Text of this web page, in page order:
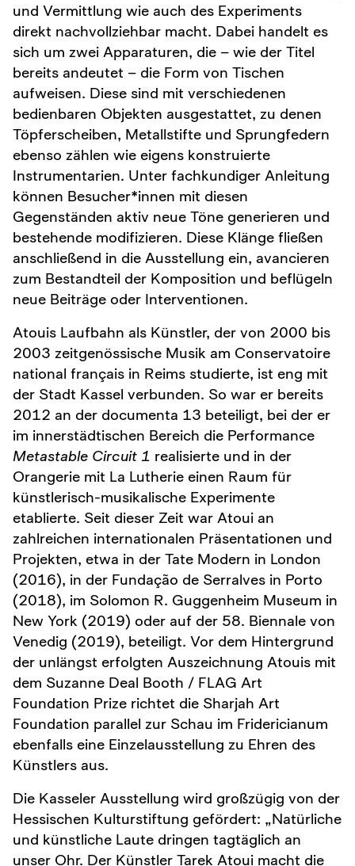
und Vermittlung wie auch des Experiments
direkt nachvollziehbar macht. Dabei handelt es
sich um zwei Apparaturen, die – wie der Titel
bereits andeutet – die Form von Tischen
aufweisen. Diese sind mit verschiedenen
bedienbaren Objekten ausgestattet, zu denen
Töpferscheiben, Metallstifte und Sprungfedern
ebenso zählen wie eigens konstruierte
Instrumentarien. Unter fachkundiger Anleitung
können Besucher*innen mit diesen
Gegenständen aktiv neue Töne generieren und
bestehende modifizieren. Diese Klänge fließen
anschließend in die Ausstellung ein, avancieren
zum Bestandteil der Komposition und beflügeln
neue Beiträge oder Interventionen.
Atouis Laufbahn als Künstler, der von 2000 bis
2003 zeitgenössische Musik am Conservatoire
national français in Reims studierte, ist eng mit
der Stadt Kassel verbunden. So war er bereits
2012 an der documenta 13 beteiligt, bei der er
im innerstädtischen Bereich die Performance
Metastable Circuit 1 realisierte und in der
Orangerie mit La Lutherie einen Raum für
künstlerisch-musikalische Experimente
etablierte. Seit dieser Zeit war Atoui an
zahlreichen internationalen Präsentationen und
Projekten, etwa in der Tate Modern in London
(2016), in der Fundação de Serralves in Porto
(2018), im Solomon R. Guggenheim Museum in
New York (2019) oder auf der 58. Biennale von
Venedig (2019), beteiligt. Vor dem Hintergrund
der unlängst erfolgten Auszeichnung Atouis mit
dem Suzanne Deal Booth / FLAG Art
Foundation Prize richtet die Sharjah Art
Foundation parallel zur Schau im Fridericianum
ebenfalls eine Einzelausstellung zu Ehren des
Künstlers aus.
Die Kasseler Ausstellung wird großzügig von der
Hessischen Kulturstiftung gefördert: „Natürliche
und künstliche Laute dringen tagtäglich an
unser Ohr. Der Künstler Tarek Atoui macht die